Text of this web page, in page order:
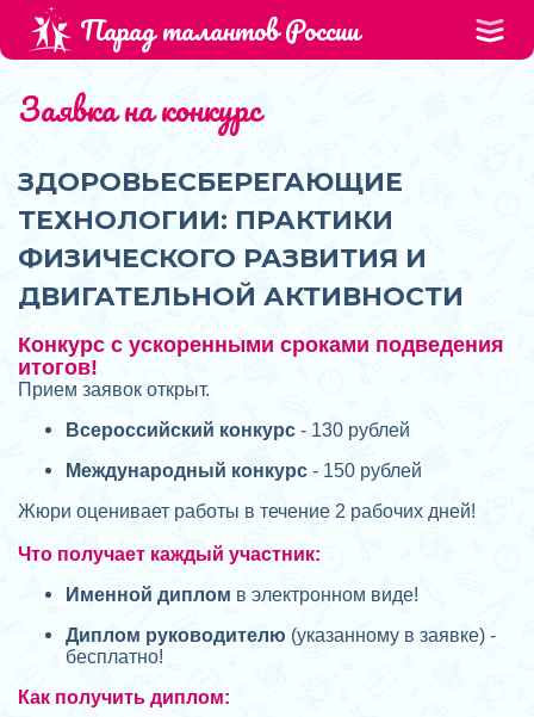
Парад талантов России
Заявка на конкурс
ЗДОРОВЬЕСБЕРЕГАЮЩИЕ
ТЕХНОЛОГИИ: ПРАКТИКИ
ФИЗИЧЕСКОГО РАЗВИТИЯ И
ДВИГАТЕЛЬНОЙ АКТИВНОСТИ
Конкурс с ускоренными сроками подведения
итогов!
Прием заявок открыт.
Всероссийский конкурс - 130 рублей
Международный конкурс - 150 рублей
Жюри оценивает работы в течение 2 рабочих дней!
Что получает каждый участник:
Именной диплом в электронном виде!
Диплом руководителю (указанному в заявке) -
бесплатно!
Как получить диплом: